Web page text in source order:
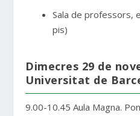
Sala de professors,
pis)
Dimecres 29 de
Universitat de
9.00-10.45 Aula Magna.